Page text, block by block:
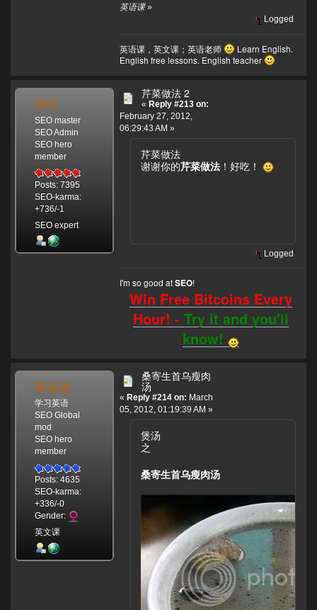
英语课»
Logged
英语课，英文课；英语老师
Learn English.
English free lessons. English teacher
SEO
SEO master
SEO Admin
SEO hero
member
Posts: 7395
SEO-karma:
+736/-1
SEO expert
芹菜做法 2
« Reply #213 on:
February 27, 2012,
06:29:43 AM »
芹菜做法
谢谢你的芹菜做法 ！好吃！
Logged
I'm so good atSEO!
Win Free Bitcoins Every
Hour! -Try it and you'll
know!
英语课
学习英语
SEO Global
mod
SEO hero
member
Posts: 4635
SEO-karma:
+336/-0
Gender:
英文课
桑寄生首乌瘦肉
汤
« Reply #214 on: March
05, 2012, 01:19:39 AM »
煲汤
之
桑寄生首乌瘦肉汤